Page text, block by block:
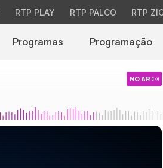
RTP PLAY RTP PALCO RTP
Programas Programação
NO AR